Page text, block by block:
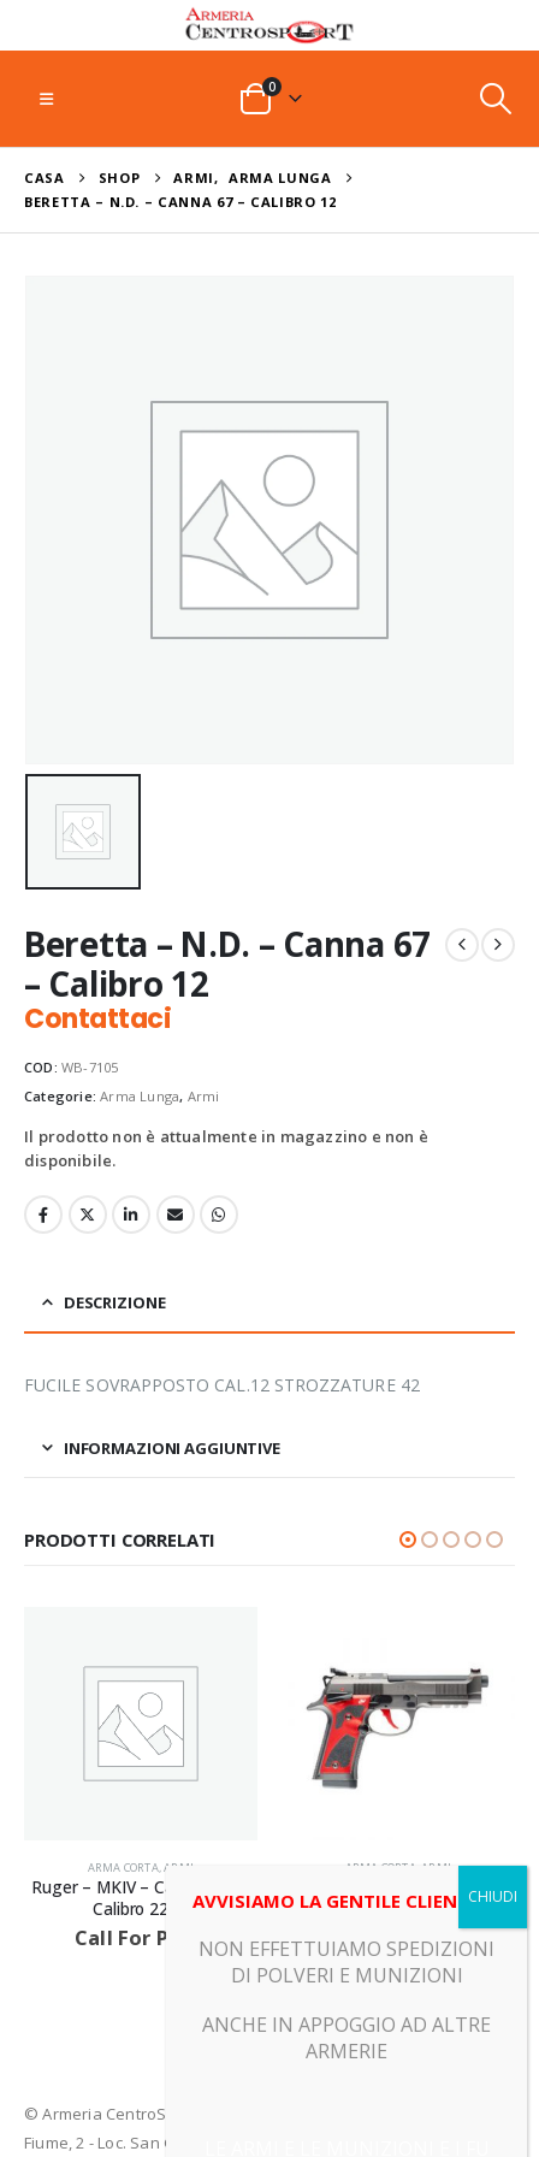
0
CASA SHOP ARMI,
ARMA LUNGA
BERETTA – N.D. – CANNA 67 – CALIBRO 12
Beretta – N.D. – Canna 67
– Calibro 12
Contattaci
COD: WB-7105
Categorie:Arma Lunga, Armi
Il prodotto non è attualmente in magazzino e non è
disponibile.
DESCRIZIONE
FUCILE SOVRAPPOSTO CAL.12 STROZZATURE 42
INFORMAZIONI AGGIUNTIVE
PRODOTTI CORRELATI
ARMA CORTA,ARMI
Ruger – MKIV – Canna 150 –
Calibro 22LR
Call For Price
ARMA CORTA ARMI
Beretta – 92X PERFORMANCE
DARK SERIES RED – Canna
125 – Calibro 9X19
Call For Price
© Armeria CentroSport 31029 VITTORIO VENETO (TV) - Piazza
Fiume, 2 - Loc. San Giacomo di Veglia (TV)
AVVISIAMO LA GENTILE CLIENTELA
NON EFFETTUIAMO SPEDIZIONI
DI POLVERI E MUNIZIONI
ANCHE IN APPOGGIO AD ALTRE
ARMERIE